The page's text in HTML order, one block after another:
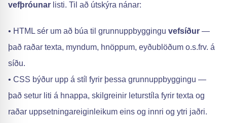
vefþróunar listi. Til að útskýra nánar:
• HTML sér um að búa til grunnuppbyggingu vefsíður —
það raðar texta, myndum, hnöppum, eyðublöðum o.s.frv. á
síðu.
• CSS býður upp á stíl fyrir þessa grunnuppbyggingu —
það setur liti á hnappa, skilgreinir leturstíla fyrir texta og
raðar uppsetningareiginleikum eins og innri og ytri jaðri.